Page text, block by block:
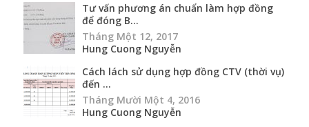
Tư vấn phương án chuẩn làm hợp đồng
để đóng B...
Tháng Một 12, 2017
Hung Cuong Nguyễn
Cách lách sử dụng hợp đồng CTV (thời vụ)
đến ...
Tháng Mười Một 4, 2016
Hung Cuong Nguyễn